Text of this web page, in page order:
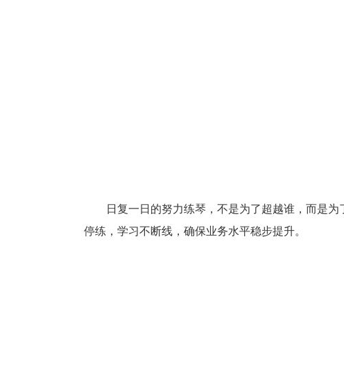
日复一日的努力练琴，不是为了超越谁，而是
停练，学习不断线，确保业务水平稳步提升。